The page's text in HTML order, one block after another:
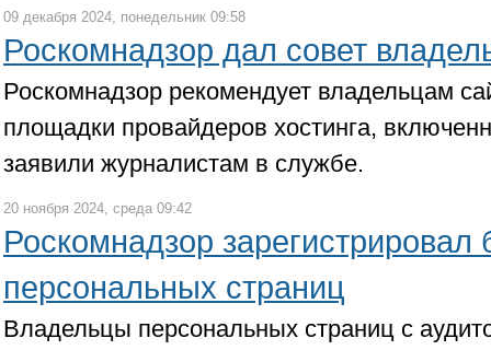
09 декабря 2024, понедельник 09:58
Роскомнадзор дал совет
Роскомнадзор рекомендует владельцам
площадки провайдеров хостинга,
заявили журналистам в службе.
20 ноября 2024, среда 09:42
Роскомнадзор зарегистрировал
персональных страниц
Владельцы персональных страниц с